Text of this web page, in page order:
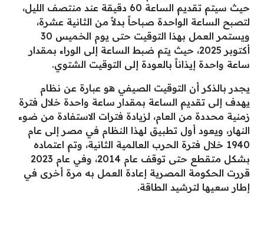
حيث سيتم تقديم الساعة 60 دقيقة عند منتصف الليل،
لتصبح الساعة الواحدة صباحاً بدلاً من الثانية عشرة،
ويستمر العمل بهذا التوقيت حتى يوم الخميس 30
أكتوبر 2025، حيث يتم ضبط الساعة إلى الوراء بمقدار
ساعة واحدة إيذاناً بالعودة إلى التوقيت الشتوي.
يجدر بالذكر أن التوقيت الصيفي هو عبارة عن نظام
يهدف إلى تقديم الساعة بمقدار ساعة واحدة خلال فترة
زمنية محددة من العام، لزيادة فترات الاستفادة من ضوء
النهار، ويعود أول تطبيق لهذا النظام في مصر إلى عام
1940 خلال فترة الحرب العالمية الثانية، وتم اعتماده
بشكل متقطع حتى توقف عام 2014، وفي عام 2023
قررت الحكومة المصرية إعادة العمل به مرة أخرى في
إطار سعيها لترشيد الطاقة.